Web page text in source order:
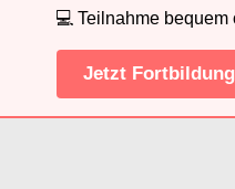
💻 Teilnahme
Jetzt